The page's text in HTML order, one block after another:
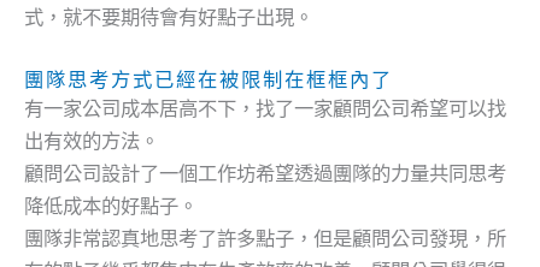
式，就不要期待會有好點子出現。
團隊思考方式已經在被限制在框框內了
有一家公司成本居高不下，找了一家顧問公司希望可以找
出有效的方法。
顧問公司設計了一個工作坊希望透過團隊的力量共同思考
降低成本的好點子。
團隊非常認真地思考了許多點子，但是顧問公司發現，所